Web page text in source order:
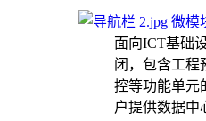
微模
面向ICT基础
闭，包含工程
控等功能单元
户提供数据中